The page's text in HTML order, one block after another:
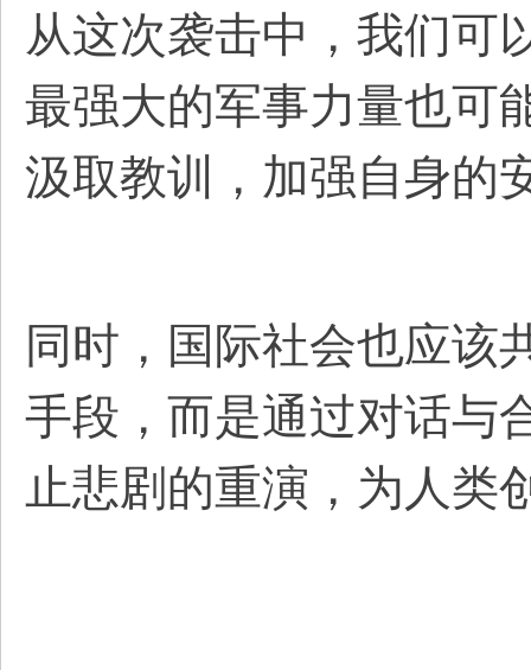
从这次袭击中，我们可
最强大的军事力量也可
汲取教训，加强自身的
同时，国际社会也应该
手段，而是通过对话与
止悲剧的重演，为人类